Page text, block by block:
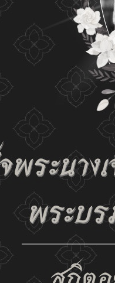
ไซต์ หากท่านใช้บริการ
แสดงว่าท่านยินยอมที่จะ
วนบุคคลของเรา
รับทั้งหมด